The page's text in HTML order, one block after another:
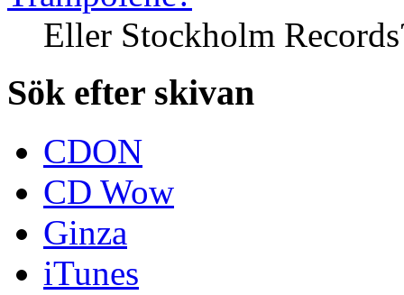
Eller Stockholm
Sök efter skivan
CDON
CD Wow
Ginza
iTunes